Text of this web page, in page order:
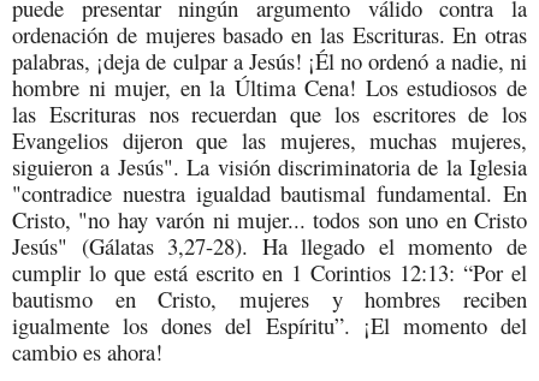
puede presentar ningún argumento válido contra la
ordenación de mujeres basado en las Escrituras. En otras
palabras, ¡deja de culpar a Jesús! ¡Él no ordenó a nadie, ni
hombre ni mujer, en la Última Cena! Los estudiosos de
las Escrituras nos recuerdan que los escritores de los
Evangelios dijeron que las mujeres, muchas mujeres,
siguieron a Jesús". La visión discriminatoria de la Iglesia
"contradice nuestra igualdad bautismal fundamental. En
Cristo, "no hay varón ni mujer... todos son uno en Cristo
Jesús" (Gálatas 3,27-28). Ha llegado el momento de
cumplir lo que está escrito en 1 Corintios 12:13: “Por el
bautismo en Cristo, mujeres y hombres reciben
igualmente los dones del Espíritu”. ¡El momento del
cambio es ahora!